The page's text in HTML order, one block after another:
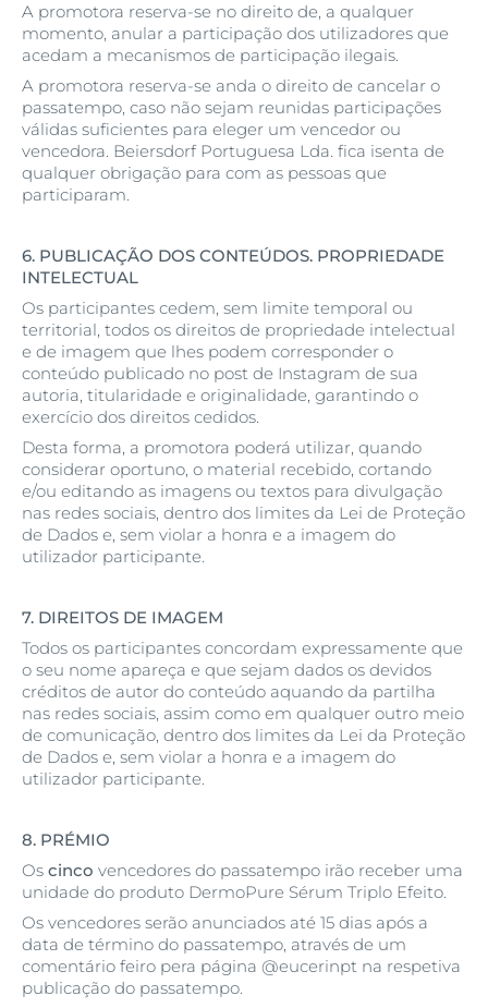
A promotora reserva-se no direito de, a qualquer
momento, anular a participação dos utilizadores que
acedam a mecanismos de participação ilegais.
A promotora reserva-se anda o direito de cancelar o
passatempo, caso não sejam reunidas participações
válidas suficientes para eleger um vencedor ou
vencedora. Beiersdorf Portuguesa Lda. fica isenta de
qualquer obrigação para com as pessoas que
participaram.
6. PUBLICAÇÃO DOS CONTEÚDOS. PROPRIEDADE
INTELECTUAL
Os participantes cedem, sem limite temporal ou
territorial, todos os direitos de propriedade intelectual
e de imagem que lhes podem corresponder o
conteúdo publicado no post de Instagram de sua
autoria, titularidade e originalidade, garantindo o
exercício dos direitos cedidos.
Desta forma, a promotora poderá utilizar, quando
considerar oportuno, o material recebido, cortando
e/ou editando as imagens ou textos para divulgação
nas redes sociais, dentro dos limites da Lei de Proteção
de Dados e, sem violar a honra e a imagem do
utilizador participante.
7. DIREITOS DE IMAGEM
Todos os participantes concordam expressamente que
o seu nome apareça e que sejam dados os devidos
créditos de autor do conteúdo aquando da partilha
nas redes sociais, assim como em qualquer outro meio
de comunicação, dentro dos limites da Lei da Proteção
de Dados e, sem violar a honra e a imagem do
utilizador participante.
8. PRÉMIO
Os cinco vencedores do passatempo irão receber uma
unidade do produto DermoPure Sérum Triplo Efeito.
Os vencedores serão anunciados até 15 dias após a
data de término do passatempo, através de um
comentário feiro pera página @eucerinpt na respetiva
publicação do passatempo.